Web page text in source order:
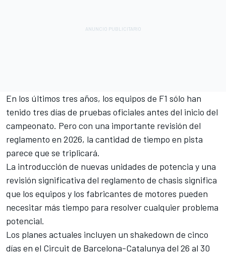
En los últimos tres años, los equipos de F1 sólo han
tenido tres días de pruebas oficiales antes del inicio del
campeonato. Pero con una importante revisión del
reglamento en 2026, la cantidad de tiempo en pista
parece que se triplicará.
La introducción de nuevas unidades de potencia y una
revisión significativa del reglamento de chasis significa
que los equipos y los fabricantes de motores pueden
necesitar más tiempo para resolver cualquier problema
potencial.
Los planes actuales incluyen un shakedown de cinco
días en el Circuit de Barcelona-Catalunya del 26 al 30